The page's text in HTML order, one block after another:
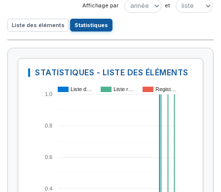
Liste des éléments Statistiques
STATISTIQUES - LISTE DES ÉLÉMENTS
Liste d… Liste r… Regist…
0.4
0.6
0.8
1.0